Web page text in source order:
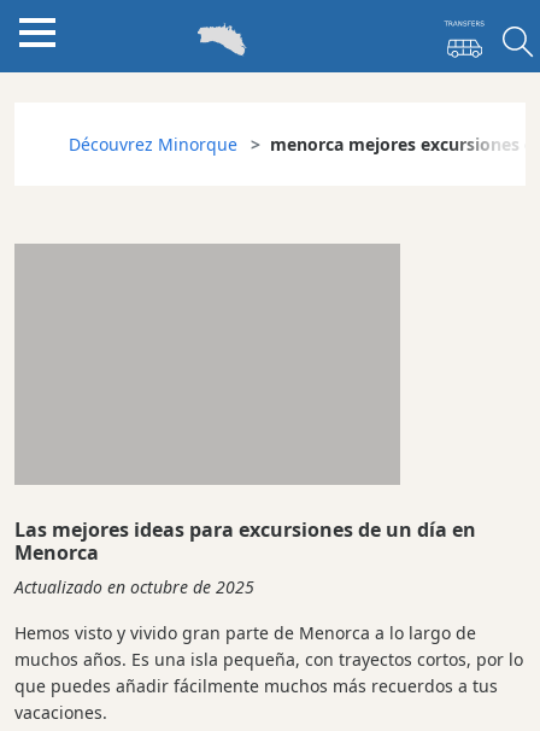
Découvrez Minorque menorca mejores excursiones
Las mejores ideas para excursiones de un día en
Menorca
Actualizado en octubre de 2025
Hemos visto y vivido gran parte de Menorca a lo largo de
muchos años. Es una isla pequeña, con trayectos cortos, por lo
que puedes añadir fácilmente muchos más recuerdos a tus
vacaciones.